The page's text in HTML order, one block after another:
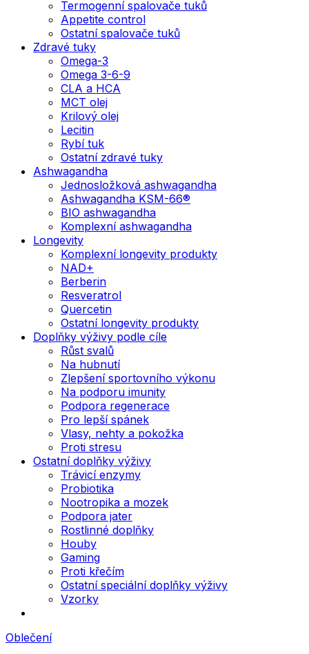
Termogenní spalovače tuků
Appetite control
Ostatní spalovače tuků
Zdravé tuky
Omega-3
Omega 3-6-9
CLA a HCA
MCT olej
Krilový olej
Lecitin
Rybí tuk
Ostatní zdravé tuky
Ashwagandha
Jednosložková ashwagandha
Ashwagandha KSM-66®
BIO ashwagandha
Komplexní ashwagandha
Longevity
Komplexní longevity produkty
NAD+
Berberin
Resveratrol
Quercetin
Ostatní longevity produkty
Doplňky výživy podle cíle
Růst svalů
Na hubnutí
Zlepšení sportovního výkonu
Na podporu imunity
Podpora regenerace
Pro lepší spánek
Vlasy, nehty a pokožka
Proti stresu
Ostatní doplňky výživy
Trávicí enzymy
Probiotika
Nootropika a mozek
Podpora jater
Rostlinné doplňky
Houby
Gaming
Proti křečím
Ostatní speciální doplňky výživy
Vzorky
Oblečení